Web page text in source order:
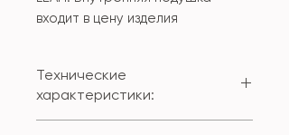
входит в цену изделия
Технические
характеристики: